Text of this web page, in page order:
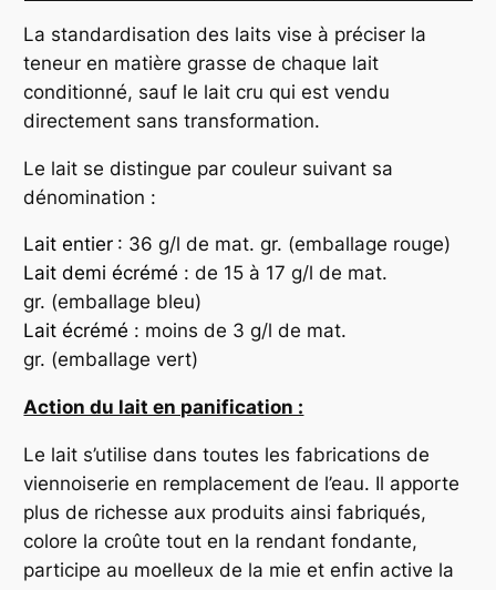
La standardisation des laits vise à préciser la
teneur en matière grasse de chaque lait
conditionné, sauf le lait cru qui est vendu
directement sans transformation.
Le lait se distingue par couleur suivant sa
dénomination :
Lait entier : 36 g/l de mat. gr. (emballage rouge)
Lait demi écrémé : de 15 à 17 g/l de mat.
gr. (emballage bleu)
Lait écrémé : moins de 3 g/l de mat.
gr. (emballage vert)
Action du lait en panification :
Le lait s’utilise dans toutes les fabrications de
viennoiserie en remplacement de l’eau. Il apporte
plus de richesse aux produits ainsi fabriqués,
colore la croûte tout en la rendant fondante,
participe au moelleux de la mie et enfin active la